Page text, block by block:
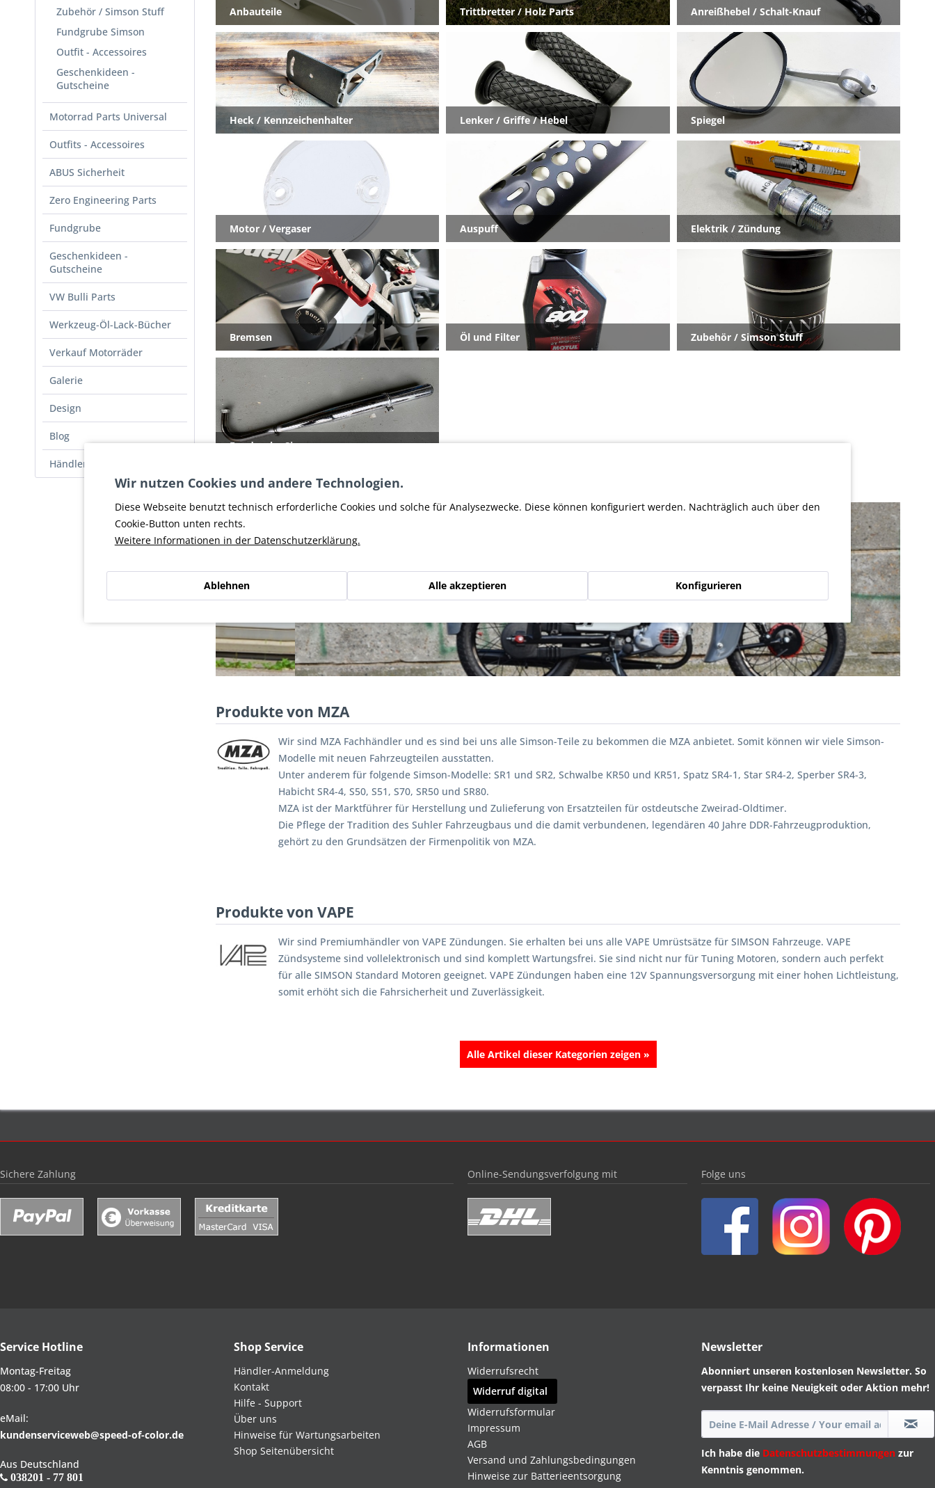
Zubehör / Simson Stuff
Fundgrube Simson
Outfit - Accessoires
Geschenkideen -
Gutscheine
Motorrad Parts Universal
Outfits - Accessoires
ABUS Sicherheit
Zero Engineering Parts
Fundgrube
Geschenkideen -
Gutscheine
VW Bulli Parts
Werkzeug-Öl-Lack-Bücher
Verkauf Motorräder
Galerie
Design
Blog
Händler - Shop
Anbauteile
Elektrik / Zündung
Heck / Kennzeichenhalter Lenker / Griffe / Hebel
Motor / Vergaser
Öl und Filter
Spiegel
Zubehör / Simson Stuff
Trittbretter / Holz Parts Anreißhebel / Schalt-Knauf
Fundgrube Simson
Auspuff
Bremsen
Wir sind MZA Fachhändler und es sind bei uns alle Simson-Teile zu bekommen die MZA anbietet. Somit können wir viele Simson-
Modelle mit neuen Fahrzeugteilen ausstatten.
Unter anderem für folgende Simson-Modelle: SR1 und SR2, Schwalbe KR50 und KR51, Spatz SR4-1, Star SR4-2, Sperber SR4-3,
Habicht SR4-4, S50, S51, S70, SR50 und SR80.
MZA ist der Marktführer für Herstellung und Zulieferung von Ersatzteilen für ostdeutsche Zweirad-Oldtimer.
Die Pflege der Tradition des Suhler Fahrzeugbaus und die damit verbundenen, legendären 40 Jahre DDR-Fahrzeugproduktion,
gehört zu den Grundsätzen der Firmenpolitik von MZA.
Produkte von MZA
Produkte von VAPE
Wir sind Premiumhändler von VAPE Zündungen. Sie erhalten bei uns alle VAPE Umrüstsätze für SIMSON Fahrzeuge. VAPE
Zündsysteme sind vollelektronisch und sind komplett Wartungsfrei. Sie sind nicht nur für Tuning Motoren, sondern auch perfekt
für alle SIMSON Standard Motoren geeignet. VAPE Zündungen haben eine 12V Spannungsversorgung mit einer hohen Lichtleistung,
somit erhöht sich die Fahrsicherheit und Zuverlässigkeit.
Alle Artikel dieser Kategorien zeigen »
Sichere Zahlung Online-Sendungsverfolgung mit Folge uns
Service Hotline
Montag-Freitag
08:00 - 17:00 Uhr
eMail:
kundenserviceweb@speed-of-color.de
Aus Deutschland
038201 - 77 801
Shop Service
Händler-Anmeldung
Kontakt
Hilfe - Support
Über uns
Hinweise für Wartungsarbeiten
Shop Seitenübersicht
Informationen
Widerrufsrecht
Widerruf digital
Widerrufsformular
Impressum
AGB
Versand und Zahlungsbedingungen
Hinweise zur Batterieentsorgung
Newsletter
Abonniert unseren kostenlosen Newsletter. So
verpasst Ihr keine Neuigkeit oder Aktion mehr!
Ich habe die Datenschutzbestimmungen zur
Kenntnis genommen.
Wir nutzen Cookies und andere Technologien.
Diese Webseite benutzt technisch erforderliche Cookies und solche für Analysezwecke. Diese können konfiguriert werden. Nachträglich auch über den
Cookie-Button unten rechts.
Weitere Informationen in der Datenschutzerklärung.
Ablehnen Alle akzeptieren Konfigurieren